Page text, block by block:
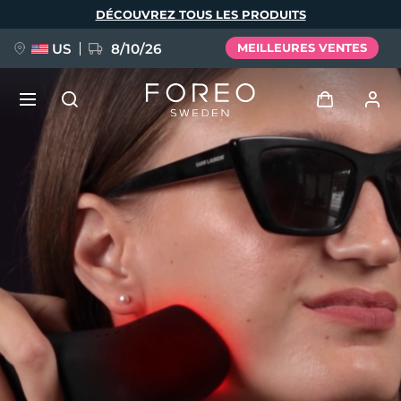
DÉCOUVREZ TOUS LES PRODUITS
US 8/10/26 MEILLEURES VENTES
Se connecter
Profil de l'utilisateur
Mes appareils
Mes commandes
Mes adresses
Mes abonnements
NOUVEAU
FAQ™ Pure Beauty-Tech Elixir
BREAKING NEWS
issa™ Teeth Whitening Set
Langue
English
Español
Français
Português
Polski
Svenska
Русский
Türkçe
繁體中文